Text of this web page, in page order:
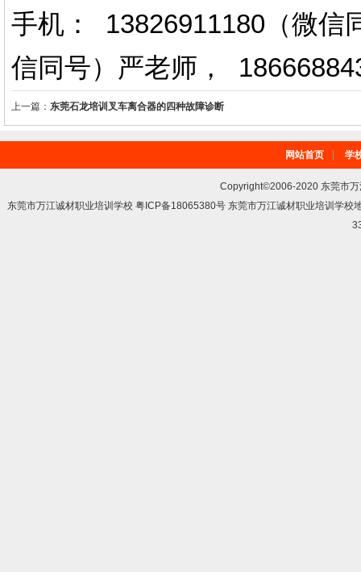
手机： 13826911180（微信
信同号）严老师 ，
上一篇： 东莞石龙培训叉车离合器的四种故障诊断
网站首页 学
Copyright©2006-2020 东莞市
东莞市万江诚材职业培训学校 粤ICP备18065380号 东莞市万江诚材职业培训学